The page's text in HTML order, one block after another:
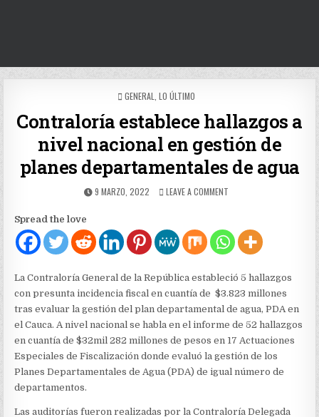
POSTED
GENERAL LO ÚLTIMO
Contraloría establece hallazgos a
nivel nacional en gestión de
planes departamentales de agua
PUBLISHED
9 MARZO, 2022 LEAVE A COMMENTON
HALLAZGOS
A
NIVEL
EN
GESTIÓN
DE
PLANES
DEPARTAMENTALES
DE
Spread the love
La Contraloría General de la República estableció 5 hallazgos
con presunta incidencia fiscal en cuantía de $3.823 millones
tras evaluar la gestión del plan departamental de agua, PDA en
el Cauca. A nivel nacional se habla en el informe de 52 hallazgos
en cuantía de $32mil 282 millones de pesos en 17 Actuaciones
Especiales de Fiscalización donde evaluó la gestión de los
Planes Departamentales de Agua (PDA) de igual número de
departamentos.
Las auditorías fueron realizadas por la Contraloría Delegada